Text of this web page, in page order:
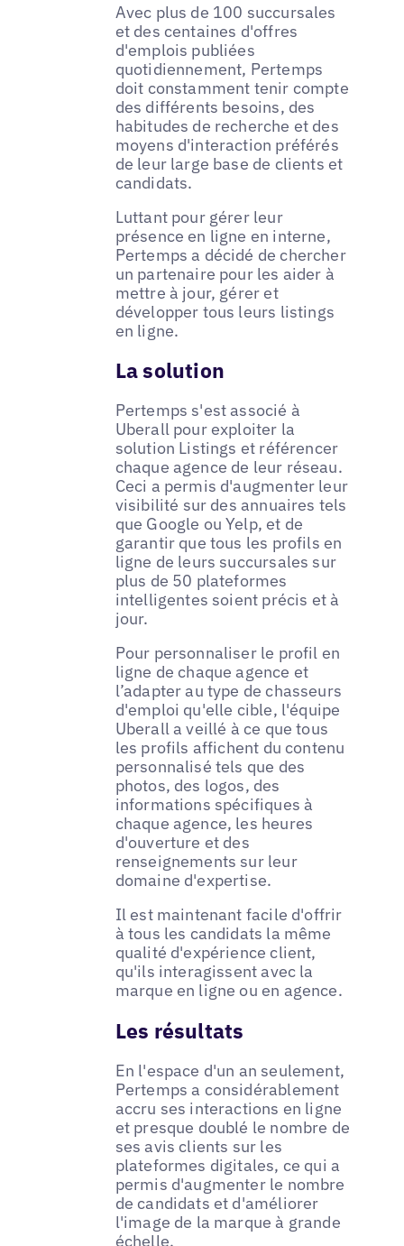
Avec plus de 100 succursales
et des centaines d'offres
d'emplois publiées
quotidiennement, Pertemps
doit constamment tenir compte
des différents besoins, des
habitudes de recherche et des
moyens d'interaction préférés
de leur large base de clients et
candidats.
Luttant pour gérer leur
présence en ligne en interne,
Pertemps a décidé de chercher
un partenaire pour les aider à
mettre à jour, gérer et
développer tous leurs listings
en ligne.
La solution
Pertemps s'est associé à
Uberall pour exploiter la
solution Listings et référencer
chaque agence de leur réseau.
Ceci a permis d'augmenter leur
visibilité sur des annuaires tels
que Google ou Yelp, et de
garantir que tous les profils en
ligne de leurs succursales sur
plus de 50 plateformes
intelligentes soient précis et à
jour.
Pour personnaliser le profil en
ligne de chaque agence et
l’adapter au type de chasseurs
d'emploi qu'elle cible, l'équipe
Uberall a veillé à ce que tous
les profils affichent du contenu
personnalisé tels que des
photos, des logos, des
informations spécifiques à
chaque agence, les heures
d'ouverture et des
renseignements sur leur
domaine d'expertise.
Il est maintenant facile d'offrir
à tous les candidats la même
qualité d'expérience client,
qu'ils interagissent avec la
marque en ligne ou en agence.
Les résultats
En l'espace d'un an seulement,
Pertemps a considérablement
accru ses interactions en ligne
et presque doublé le nombre de
ses avis clients sur les
plateformes digitales, ce qui a
permis d'augmenter le nombre
de candidats et d'améliorer
l'image de la marque à grande
échelle.